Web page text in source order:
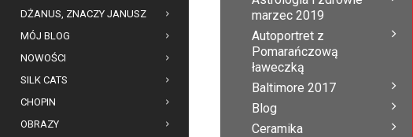
DŻANUS, ZNACZY JANUSZ
MÓJ BLOG
NOWOŚCI
SILK CATS
CHOPIN
OBRAZY
marzec 2019
Autoportret z
Pomarańczową
ławeczką
Baltimore 2017
Blog
Ceramika